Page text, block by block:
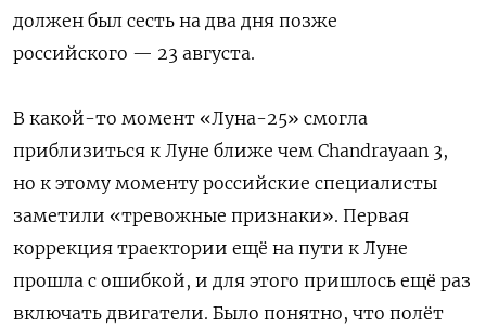
должен был сесть на два дня позже
российского — 23 августа.
В какой-то момент «Луна-25» смогла
приблизиться к Луне ближе чем Chandrayaan 3,
но к этому моменту российские специалисты
заметили «тревожные признаки». Первая
коррекция траектории ещё на пути к Луне
прошла с ошибкой, и для этого пришлось ещё раз
включать двигатели. Было понятно, что полёт